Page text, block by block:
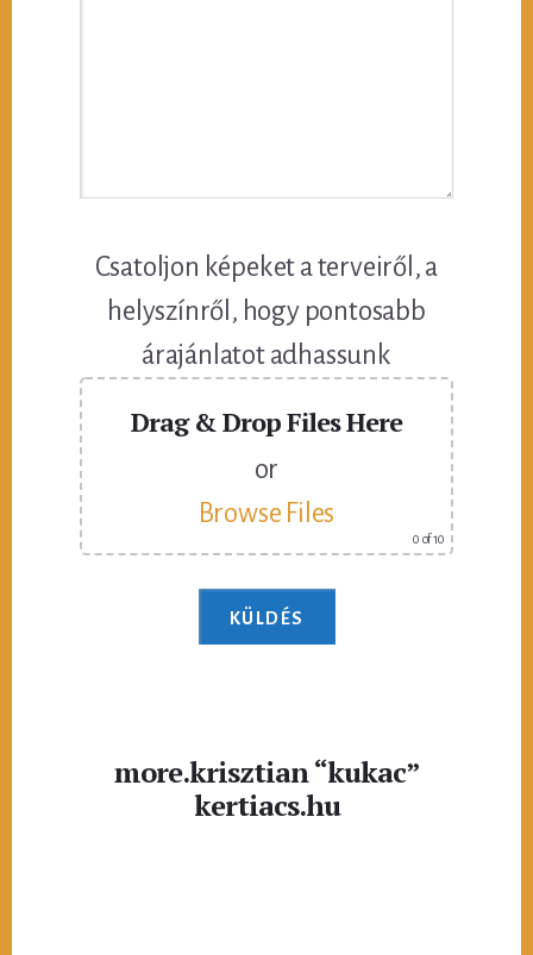
Csatoljon képeket a terveiről, a
helyszínről, hogy pontosabb
árajánlatot adhassunk
Drag & Drop Files Here
or
Browse Files
0 of 10
more.krisztian “kukac”
kertiacs.hu